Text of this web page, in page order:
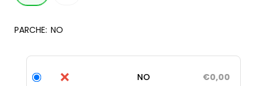
PARCHE: NO
❌ NO €0,00